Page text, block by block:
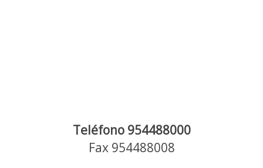
Teléfono 954488000
Fax 954488008